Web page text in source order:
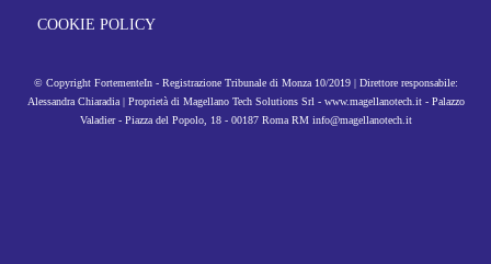
COOKIE POLICY
© Copyright FortementeIn - Registrazione Tribunale di Monza 10/2019 | Direttore responsabile:
Alessandra Chiaradia | Proprietà di Magellano Tech Solutions Srl - www.magellanotech.it - Palazzo
Valadier - Piazza del Popolo, 18 - 00187 Roma RM info@magellanotech.it